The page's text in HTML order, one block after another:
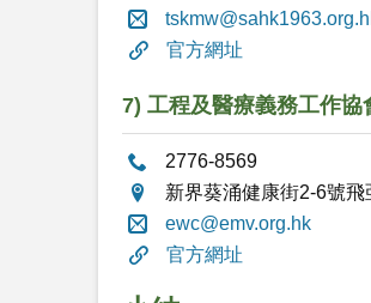
官方網址
7) 工程及醫療義務工作協
2776-8569
新界葵涌健康街2-6號
ewc@emv.org.hk
官方網址